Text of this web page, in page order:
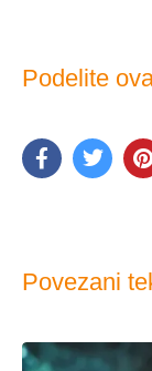
Podelite
Povezani